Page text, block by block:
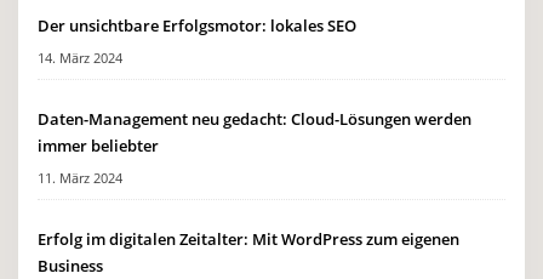
Der unsichtbare Erfolgsmotor: lokales SEO
14. März 2024
Daten-Management neu gedacht: Cloud-Lösungen werden
immer beliebter
11. März 2024
Erfolg im digitalen Zeitalter: Mit WordPress zum eigenen
Business